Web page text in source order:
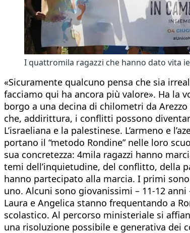
I quattromila ragazzi che hanno dato vita
«Sicuramente qualcuno pensa che sia
facciamo qui ha ancora più valore». Ha la
borgo a una decina di chilometri da
che, addirittura, i conflitti possono
L’israeliana e la palestinese. L’armeno e
portano il “metodo Rondine” nelle loro
sua concretezza: 4mila ragazzi hanno
temi dell’inquietudine, del conflitto, della
hanno partecipato alla marcia. I primi
uno. Alcuni sono giovanissimi – 11-12
Laura e Angelica stanno frequentando a
scolastico. Al percorso ministeriale si
una risoluzione possibile e generativa dei